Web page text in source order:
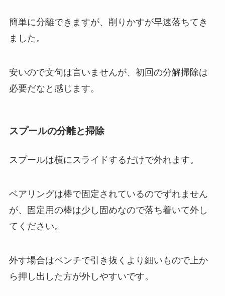
簡単に分離できますが、削りかすが早速落ちてき
ました。
安いので文句は言いませんが、初回の分解掃除は
必要だなと感じます。
スプールの分離と掃除
スプールは横にスライドするだけで外れます。
ベアリングは棒で固定されているのでずれません
が、固定用の棒は少し固めなので落ち着いて外し
てください。
外す場合はペンチで引き抜くより細いもので上か
ら押し出した方が外しやすいです。